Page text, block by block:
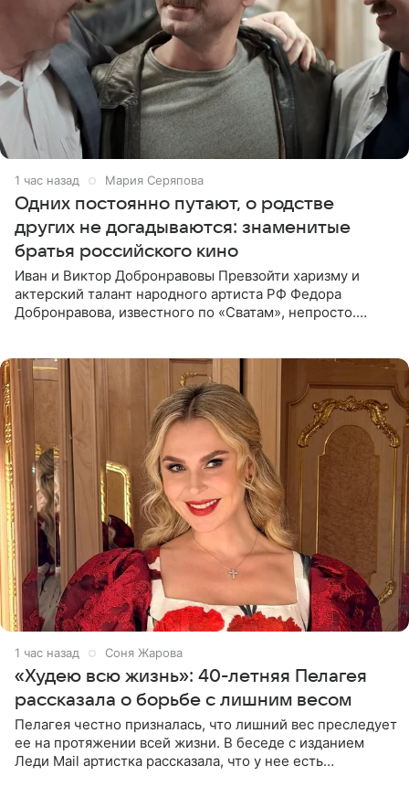
1 час назад Мария Серяпова
Одних постоянно путают, о родстве
других не догадываются: знаменитые
братья российского кино
Иван и Виктор Добронравовы Превзойти харизму и
актерский талант народного артиста РФ Федора
Добронравова, известного по «Сватам», непросто.
1 час назад Соня Жарова
«Худею всю жизнь»: 40-летняя Пелагея
рассказала о борьбе с лишним весом
Пелагея честно призналась, что лишний вес преследует
ее на протяжении всей жизни. В беседе с изданием
Леди Mail артистка рассказала, что у нее есть